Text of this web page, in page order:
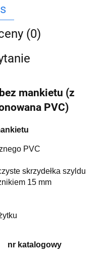
(0)
mankietu (z
PVC)
PVC
skrzydełka szyldu
15 mm
nr katalogowy